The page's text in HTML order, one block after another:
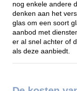
nog enkele andere
denken aan het
glas om een soort
aanbod met
er al snel achter of
als deze aanbiedt.